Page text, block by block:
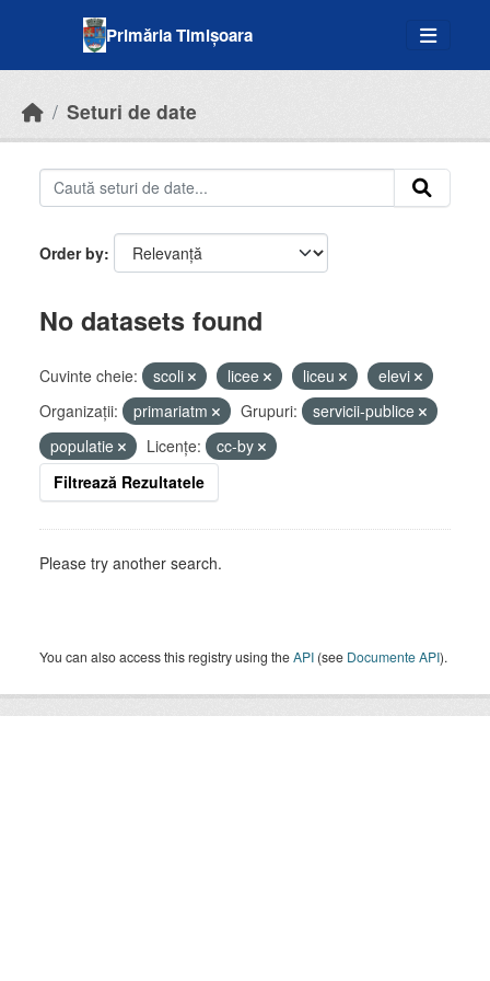
Primăria Timișoara
Seturi de date
Order by
No datasets found
Cuvinte cheie: scoli licee liceu
elevi
Organizații:
primariatm Grupuri:
servicii-publice
populatie
Licenţe:
cc-by
Filtrează Rezultatele
Please try another search.
You can also access this registry using theAPI (see Documente API).